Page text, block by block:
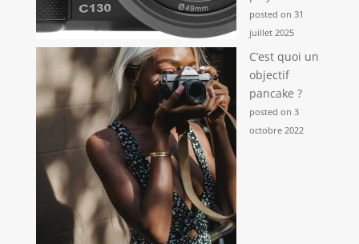
posted on 31
juillet 2025
C’est quoi un
objectif
pancake ?
posted on 3
octobre 2022